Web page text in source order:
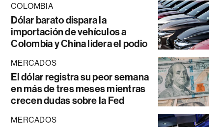
COLOMBIA
Dólar barato dispara la
importación de vehículos a
Colombia y China lidera el podio
MERCADOS
El dólar registra su peor semana
en más de tres meses mientras
crecen dudas sobre la Fed
MERCADOS